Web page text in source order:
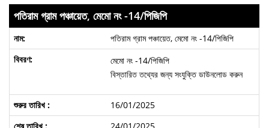
পতিরাম গ্রাম পঞ্চায়েত, মেমো নং -14/পিজিপি
পতিরাম গ্রাম পঞ্চায়েত, মেমো নং -14/পিজিপি
মেমো নং -14/পিজিপি
বিস্তারিত তথ্যের জন্য সংযুক্তি ডাউনলোড করুন
16/01/2025